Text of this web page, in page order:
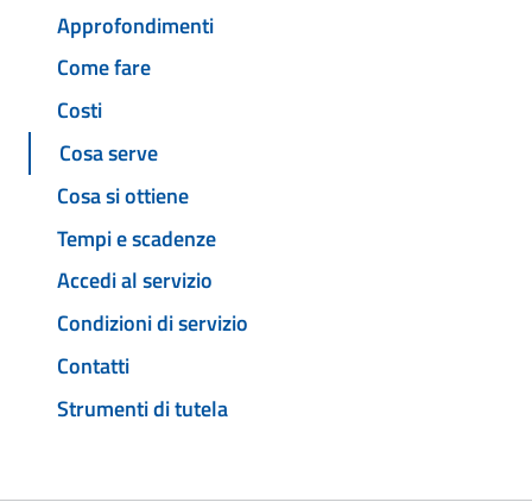
Approfondimenti
Come fare
Costi
Cosa serve
Cosa si ottiene
Tempi e scadenze
Accedi al servizio
Condizioni di servizio
Contatti
Strumenti di tutela